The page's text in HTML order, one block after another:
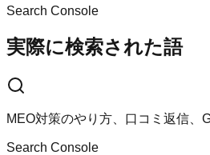
Search Console
実際に検索された語
MEO対策のやり方、口コミ返信、
Search Console